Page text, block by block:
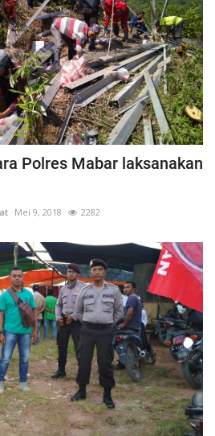
Polres Mabar laksanakan
Mei 9, 2018 2282